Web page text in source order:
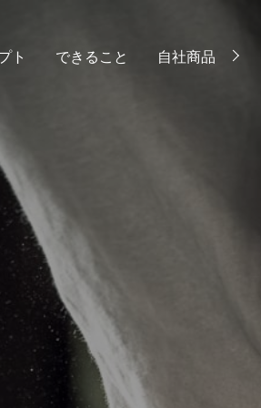
ト できること 自社商品